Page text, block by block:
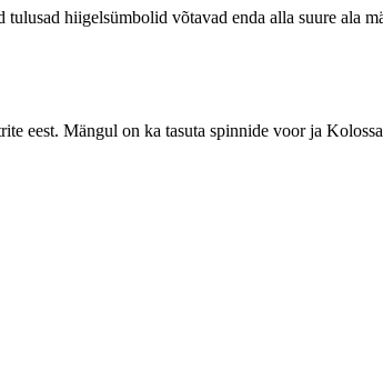
hiigelsümbolid võtavad enda alla suure ala
eest. Mängul on ka tasuta spinnide voor ja